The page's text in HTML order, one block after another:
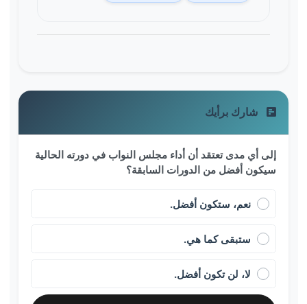
شارك برأيك
إلى أي مدى تعتقد أن أداء مجلس النواب في دورته الحالية
سيكون أفضل من الدورات السابقة؟
نعم، ستكون أفضل.
ستبقى كما هي.
لا، لن تكون أفضل.